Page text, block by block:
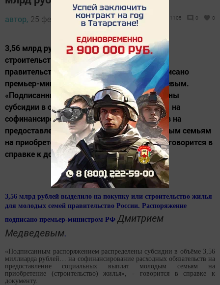
автор, 25 февраля 2016 - 05:41 1105 0 0
3,56 млрд рублей выделило на покупку или
строительство жилья для молодых семей
правительство России. Распоряжение подписано
премьер-министром РФ Дмитрием Медведевым.
«Подписанным распоряжением распределены
субсидии в объёме 3,56 миллиарда рублей… на
софинансирование расходных обязательств на
предоставление социальных выплат молодым семьям
на приобретение (строительство) жилья», - говорится в
справке к документу. Молодые...
3,56 млрд рублей выделило на покупку или строительство жилья
для молодых семей правительство России. Распоряжение
подписано премьер-министром РФ Дмитрием
Медведевым.
«Подписанным распоряжением распределены субсидии в объёме 3,56
миллиарда рублей… на софинансирование расходных обязательств на
предоставление социальных выплат молодым семьям на
приобретение (строительство) жилья», - говорится в справке к
документу.